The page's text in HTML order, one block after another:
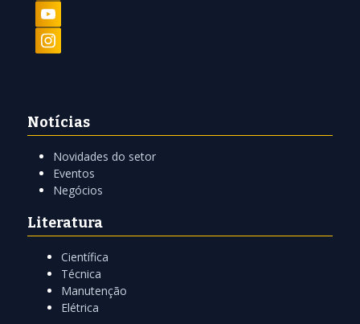
Notícias
Novidades do setor
Eventos
Negócios
Literatura
Científica
Técnica
Manutenção
Elétrica